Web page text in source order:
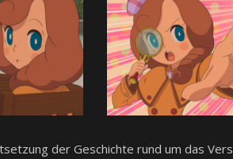
der Geschichte rund um das